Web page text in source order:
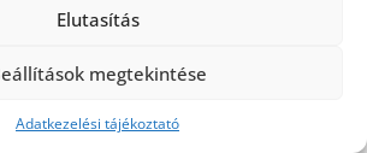
Elutasítás
megtekintése
Adatkezelési tájékoztató